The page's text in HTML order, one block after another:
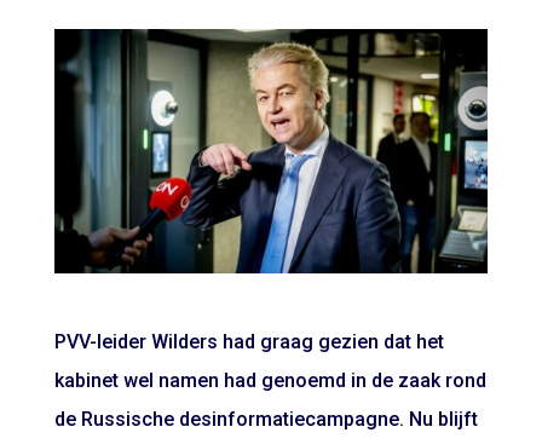
PVV-leider Wilders had graag gezien dat het
kabinet wel namen had genoemd in de zaak rond
de Russische desinformatiecampagne. Nu blijft